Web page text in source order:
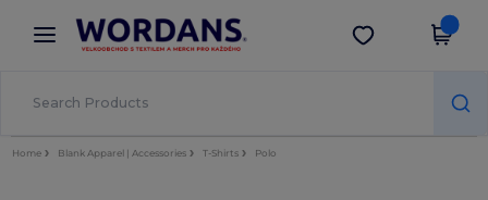
× Aplikace Wordans
Lepší ceny v aplikaci!
Stáhnout app
Home Blank Apparel | Accessories T-Shirts Polo